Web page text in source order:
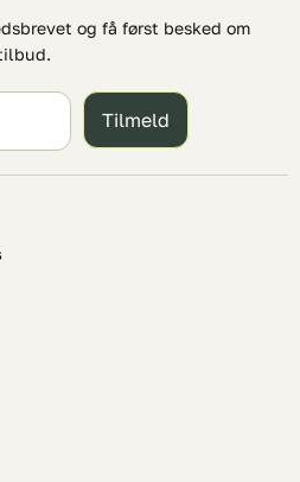
og få først besked om
Tilmeld